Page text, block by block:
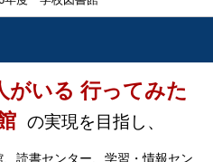
がいる 行ってみた
の実現を目指し、
ター、学習・情報セン